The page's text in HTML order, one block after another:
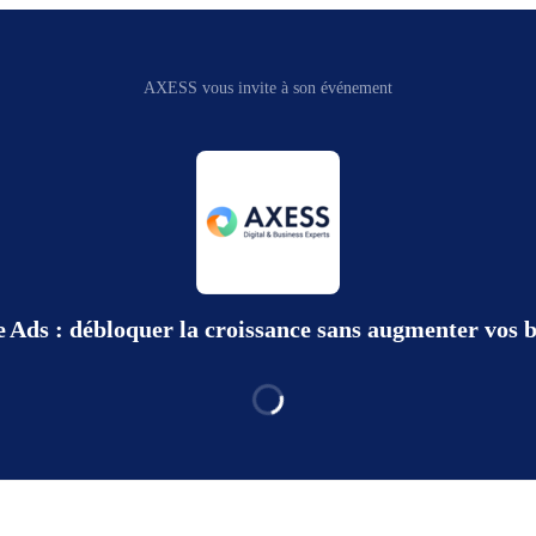
AXESS vous invite à son événement
Ads : débloquer la croissance sans augmenter vos